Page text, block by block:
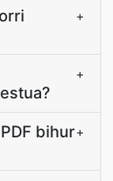
+
+
bihur+